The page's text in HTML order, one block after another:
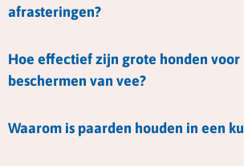
afrasteringen?
Hoe effectief zijn grote honden voor
beschermen van vee?
Waarom is paarden houden in een